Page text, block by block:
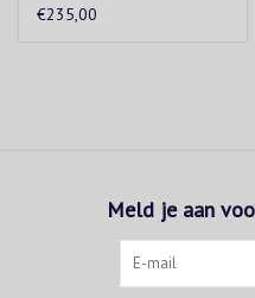
€235,00
Meld je aan